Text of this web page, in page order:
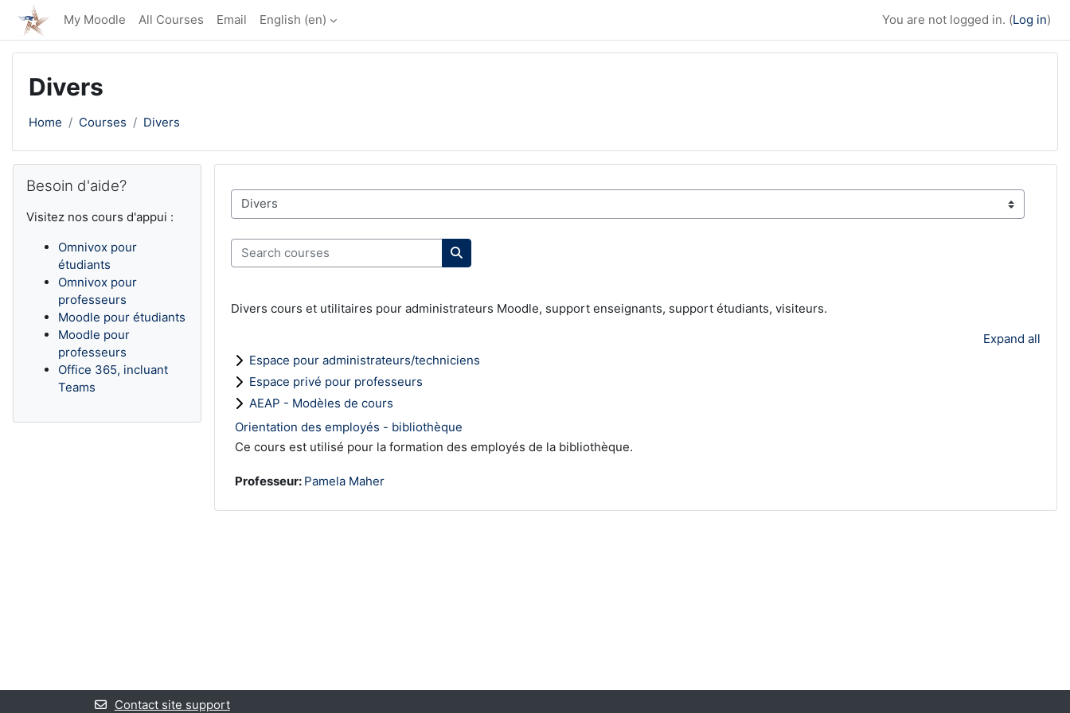
Skip to main content
My Moodle All Courses Email English ‎(en)‎ You are not logged in. (Log in)
Divers
Home Courses Divers
Course categories
Search courses
Search courses
Divers cours et utilitaires pour administrateurs Moodle, support enseignants, support étudiants, visiteurs.
Expand all
Espace pour administrateurs/techniciens
Espace privé pour professeurs
AEAP - Modèles de cours
Orientation des employés - bibliothèque
Ce cours est utilisé pour la formation des employés de la bibliothèque.
Professeur: Pamela Maher
Blocks
Besoin d'aide?
Visitez nos cours d'appui :
Omnivox pour
étudiants
Omnivox pour
professeurs
Moodle pour étudiants
Moodle pour
professeurs
Office 365, incluant
Teams
Contact site support